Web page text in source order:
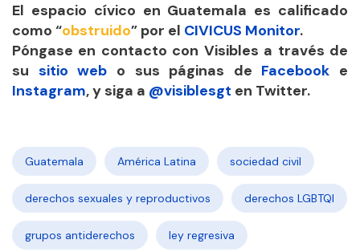
El espacio cívico en Guatemala es calificado
como “obstruido” por el CIVICUS Monitor.
Póngase en contacto con Visibles a través de
su sitio web o sus páginas de Facebook e
Instagram,y siga a @visiblesgt en Twitter.
Guatemala América Latina sociedad civil
derechos sexuales y reproductivos derechos LGBTQI
grupos antiderechos ley regresiva